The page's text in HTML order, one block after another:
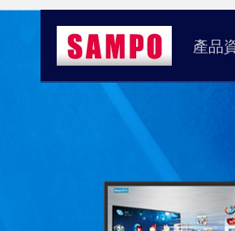
產品